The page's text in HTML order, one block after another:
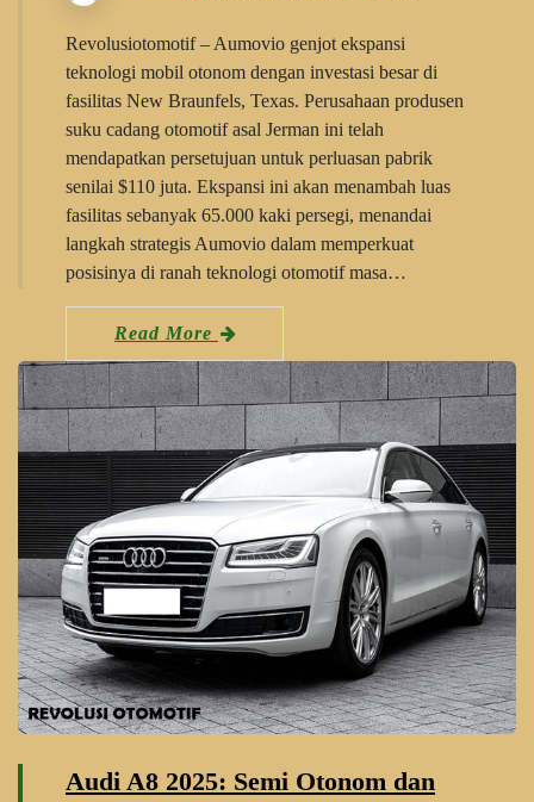
Revolusiotomotif – Aumovio genjot ekspansi
teknologi mobil otonom dengan investasi besar di
fasilitas New Braunfels, Texas. Perusahaan produsen
suku cadang otomotif asal Jerman ini telah
mendapatkan persetujuan untuk perluasan pabrik
senilai $110 juta. Ekspansi ini akan menambah luas
fasilitas sebanyak 65.000 kaki persegi, menandai
langkah strategis Aumovio dalam memperkuat
posisinya di ranah teknologi otomotif masa…
Read More
Audi A8 2025: Semi Otonom dan